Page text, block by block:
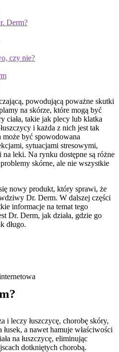
Derm?
czy nie?
powodującą poważne skutki
na skórze, które mogą być
ciała, takie jak plecy lub klatka
i każda z nich jest tak
może być spowodowana
sytuacjami stresowymi,
na leki. Na rynku dostępne są różne
skórne, ale nie wszystkie
nowy produkt, który sprawi, że
Dr. Derm. W dalszej części
informacje na temat tego
Dr. Derm, jak działa, gdzie go
długo.
i leczy łuszczycę, chorobę skóry,
a nawet hamuje właściwości
na łuszczycę, eliminując
dotkniętych chorobą.